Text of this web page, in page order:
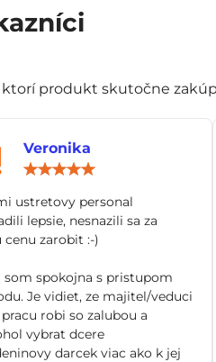
produkt skutočne
Veronika
ustretovy personal
lepsie, nesnazili sa za
cenu zarobit :-)
som spokojna s pristupom
Je vidiet, ze majitel/veduci
robi so zalubou a
vybrat dcere
darcek viac ako k jej